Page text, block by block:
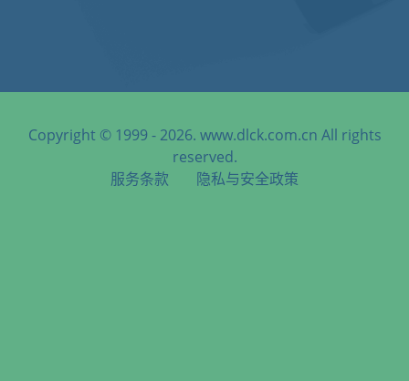
Copyright © 1999 - 2026. www.dlck.com.cn All rights
reserved.
服务条款
隐私与安全政策